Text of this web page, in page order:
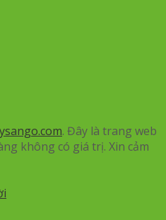
. Đây là trang web
không có giá trị. Xin cảm